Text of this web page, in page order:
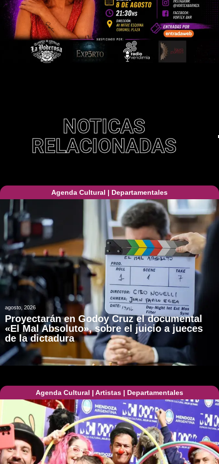
NOTICAS
RELACIONADAS
Agenda Cultural | Departamentales
agosto, 2026
Proyectarán en Godoy Cruz el documental
«El Mal Absoluto», sobre el juicio a jueces
de la dictadura
Agenda Cultural | Artistas | Departamentales